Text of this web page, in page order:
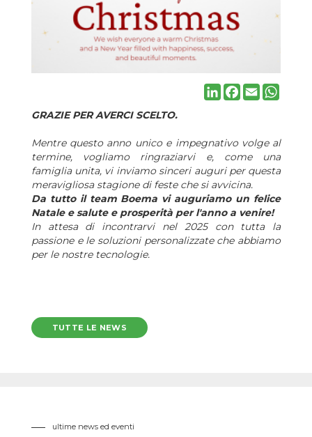
LinkedInFacebook
Email
GRAZIE PER AVERCI SCELTO.
Mentre questo anno unico e impegnativo volge al
termine, vogliamo ringraziarvi e, come una
famiglia unita, vi inviamo sinceri auguri per questa
meravigliosa stagione di feste che si avvicina.
Da tutto il team Boema vi auguriamo un felice
Natale e salute e prosperità per l'anno a venire!
In attesa di incontrarvi nel 2025 con tutta la
passione e le soluzioni personalizzate che abbiamo
per le nostre tecnologie.
TUTTE LE NEWS
ultime news ed eventi